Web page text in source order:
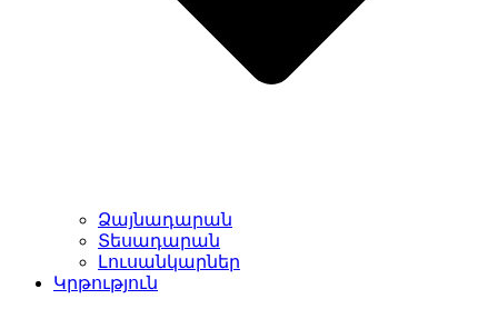
Ձայնադարան
Տեսադարան
Լուսանկարներ
Կրթություն